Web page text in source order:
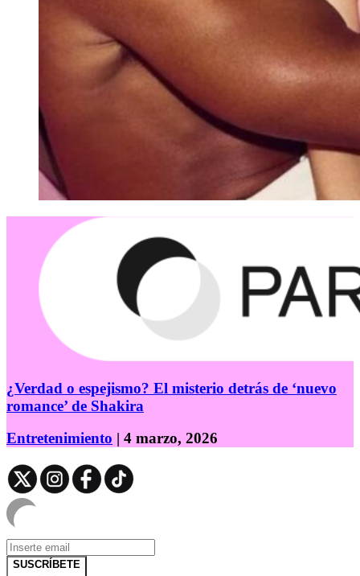
¿Verdad o espejismo? El misterio detrás de ‘nuevo
romance’ de Shakira
Entretenimiento | 4 marzo, 2026
SUSCRÍBETE